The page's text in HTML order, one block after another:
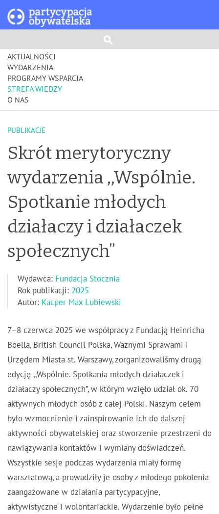
AKTUALNOŚCI
WYDARZENIA
PROGRAMY WSPARCIA
STREFA WIEDZY
O NAS
PUBLIKACJE
Skrót merytoryczny
wydarzenia ,,Wspólnie.
Spotkanie młodych
działaczy i działaczek
społecznych”
Wydawca: Fundacja Stocznia
Rok publikacji: 2025
Autor: Kacper Max Lubiewski
7–8 czerwca 2025 we współpracy z Fundacją Heinricha
Boella, British Council Polska, Ważnymi Sprawami i
Urzędem Miasta st. Warszawy, zorganizowaliśmy drugą
edycję ,,Wspólnie. Spotkania młodych działaczek i
działaczy społecznych”, w którym wzięło udział ok. 70
aktywnych młodych osób z całej Polski. Naszym celem
było wzmocnienie i zainspirowanie ich do dalszej
aktywności obywatelskiej oraz stworzenie przestrzeni do
nawiązywania kontaktów i wymiany doświadczeń.
Wszystkie sesje podczas wydarzenia miały formę
warsztatową, a prowadziły je osoby z młodego pokolenia
zaangażowane w działania partycypacyjne,
aktywistyczne i wolontariackie. Wydarzenie było pełne